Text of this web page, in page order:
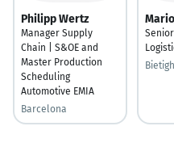
Philipp Wertz
Manager Supply
Chain | S&OE and
Master Production
Scheduling
Automotive EMIA
Barcelona